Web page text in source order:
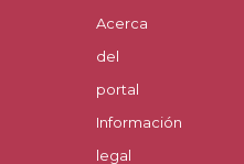
Acerca
del
portal
Información
legal